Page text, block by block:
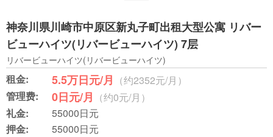
神奈川県川崎市中原区新丸子町出租大型公寓 リバー
ビューハイツ(リバービューハイツ) 7层
リバービューハイツ(リバービューハイツ)
租金: 5.5万日元/月 （约2352元/月）
管理费:
0日元/月 （约0元/月）
礼金:
55000日元
押金:
55000日元